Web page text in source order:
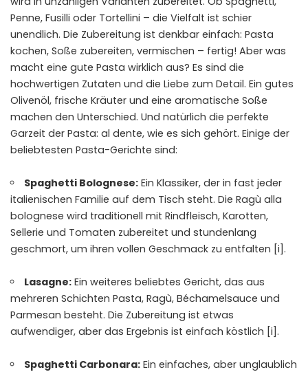
Penne, Fusilli oder Tortellini – die Vielfalt ist schier
unendlich. Die Zubereitung ist denkbar einfach: Pasta
kochen, Soße zubereiten, vermischen – fertig! Aber was
macht eine gute Pasta wirklich aus? Es sind die
hochwertigen Zutaten und die Liebe zum Detail. Ein gutes
Olivenöl, frische Kräuter und eine aromatische Soße
machen den Unterschied. Und natürlich die perfekte
Garzeit der Pasta: al dente, wie es sich gehört. Einige der
beliebtesten Pasta-Gerichte sind:
Spaghetti Bolognese: Ein Klassiker, der in fast jeder
italienischen Familie auf dem Tisch steht. Die Ragù alla
bolognese wird traditionell mit Rindfleisch, Karotten,
Sellerie und Tomaten zubereitet und stundenlang
geschmort, um ihren vollen Geschmack zu entfalten [i].
Lasagne: Ein weiteres beliebtes Gericht, das aus
mehreren Schichten Pasta, Ragù, Béchamelsauce und
Parmesan besteht. Die Zubereitung ist etwas
aufwendiger, aber das Ergebnis ist einfach köstlich [i].
Spaghetti Carbonara: Ein einfaches, aber unglaublich